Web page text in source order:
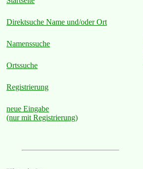
Direktsuche Name und/oder Ort
Namenssuche
Ortssuche
Registrierung
neue Eingabe
(nur mit Registrierung)